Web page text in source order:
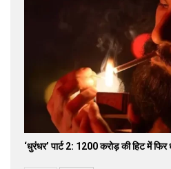
‘धुरंधर’ पार्ट 2: 1200 करोड़ की हिट में फिर